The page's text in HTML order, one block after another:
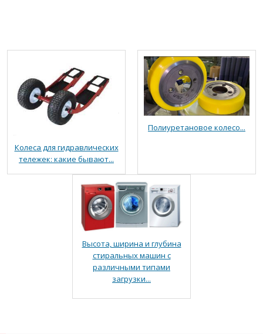
Колеса для гидравлических
тележек: какие бывают...
Полиуретановое колесо...
Высота, ширина и глубина
стиральных машин с
различными типами
загрузки...